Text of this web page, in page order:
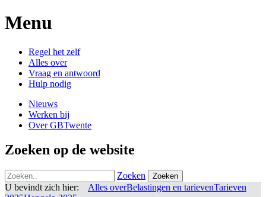
Menu
Regel het zelf
Alles over
Vraag en antwoord
Hulp nodig
Nieuws
Werken bij
Over GBTwente
Zoeken op de website
Zoeken Zoeken
U bevindt zich hier: Alles overBelastingen en tarievenTarieven